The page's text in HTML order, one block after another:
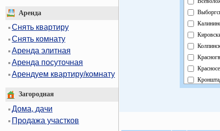
Аренда
Снять квартиру
Снять комнату
Аренда элитная
Аренда посуточная
Арендуем квартиру/комнату
Загородная
Дома, дачи
Продажа участков